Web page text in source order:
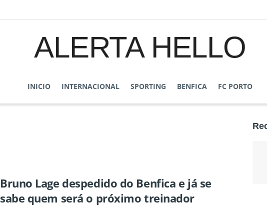
ALERTA HELLO
INICIO INTERNACIONAL SPORTING BENFICA FC PORTO
Bruno Lage despedido do Benfica e já se
sabe quem será o próximo treinador